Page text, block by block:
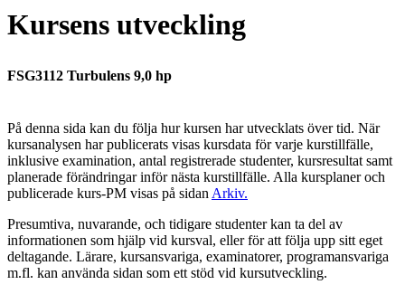
Kursens utveckling
FSG3112 Turbulens 9,0 hp
På denna sida kan du följa hur kursen har utvecklats över tid. När
kursanalysen har publicerats visas kursdata för varje kurstillfälle,
inklusive examination, antal registrerade studenter, kursresultat samt
planerade förändringar inför nästa kurstillfälle. Alla kursplaner och
publicerade kurs-PM visas på sidan Arkiv.
Presumtiva, nuvarande, och tidigare studenter kan ta del av
informationen som hjälp vid kursval, eller för att följa upp sitt eget
deltagande. Lärare, kursansvariga, examinatorer, programansvariga
m.fl. kan använda sidan som ett stöd vid kursutveckling.